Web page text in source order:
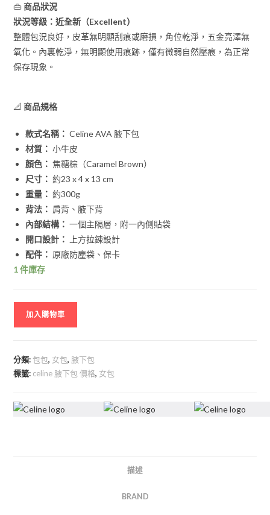
👜商品狀況
狀況等級：近全新（Excellent）
整體包況良好，皮革無明顯刮痕或磨損，角位乾淨，五金亮澤無
氧化。內裏乾淨，無明顯使用痕跡，僅有微弱自然壓痕，為正常
保存現象。
📐商品規格
款式名稱： Celine AVA 腋下包
材質： 小牛皮
顏色： 焦糖棕（Caramel Brown）
尺寸： 約23 x 4 x 13 cm
重量： 約300g
背法： 肩背、腋下背
內部結構： 一個主隔層，附一內側貼袋
開口設計：
上方拉鍊設計
配件： 原廠防塵袋、保卡
1 件庫存
加入購物車
分類:包包, 女包, 腋下包
標籤: celine 腋下包 價格, 女包
描述
BRAND